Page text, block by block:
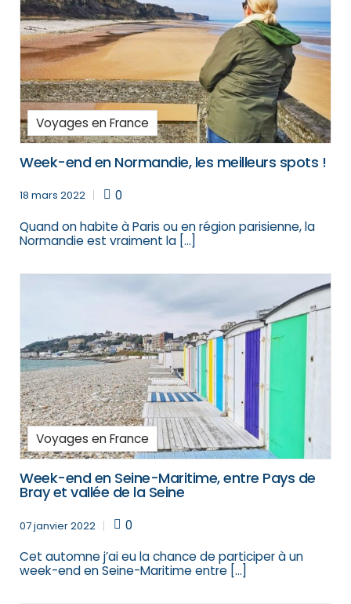
Voyages en France
Week-end en Normandie, les meilleurs spots !
18 mars 2022
0
Quand on habite à Paris ou en région parisienne, la
Normandie est vraiment la […]
Voyages en France
Week-end en Seine-Maritime, entre Pays de
Bray et vallée de la Seine
07 janvier 2022
0
Cet automne j’ai eu la chance de participer à un
week-end en Seine-Maritime entre […]